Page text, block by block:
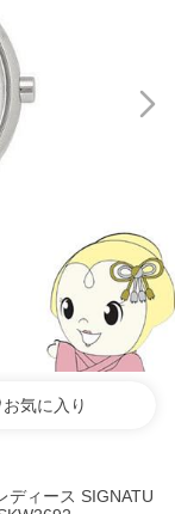
お気に入り
ディース SIGNATU